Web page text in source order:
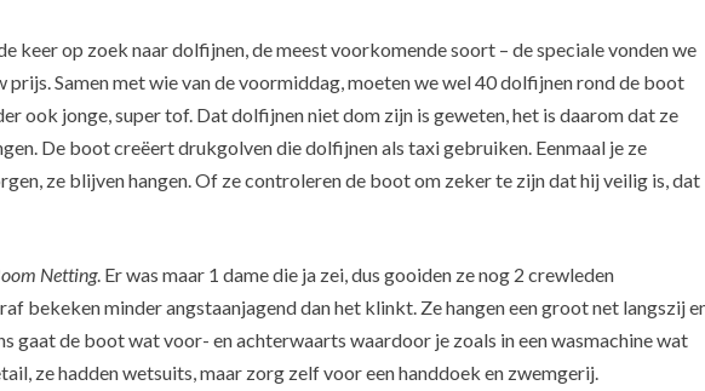
keer op zoek naar dolfijnen, de meest voorkomende soort – de speciale vonden we
prijs. Samen met wie van de voormiddag, moeten we wel 40 dolfijnen rond de boot
ook jonge, super tof. Dat dolfijnen niet dom zijn is geweten, het is daarom dat ze
De boot creëert drukgolven die dolfijnen als taxi gebruiken. Eenmaal je ze
ze blijven hangen. Of ze controleren de boot om zeker te zijn dat hij veilig is, dat
Netting. Er was maar 1 dame die ja zei, dus gooiden ze nog 2 crewleden
bekeken minder angstaanjagend dan het klinkt. Ze hangen een groot net langszij
gaat de boot wat voor- en achterwaarts waardoor je zoals in een wasmachine wat
ze hadden wetsuits, maar zorg zelf voor een handdoek en zwemgerij.